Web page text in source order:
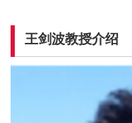
王剑波教授介绍